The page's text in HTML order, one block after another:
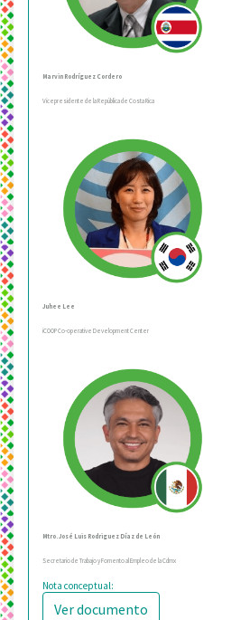
Marvin Rodríguez Cordero
Vicepresidente de la República de Costa Rica
Juhee Lee
iCOOP Co-operative Development Center
Mtro. José Luis Rodriguez Díaz de León
Secretario de Trabajo y Fomento al Empleo de la Cdmx
Nota conceptual:
Ver documento